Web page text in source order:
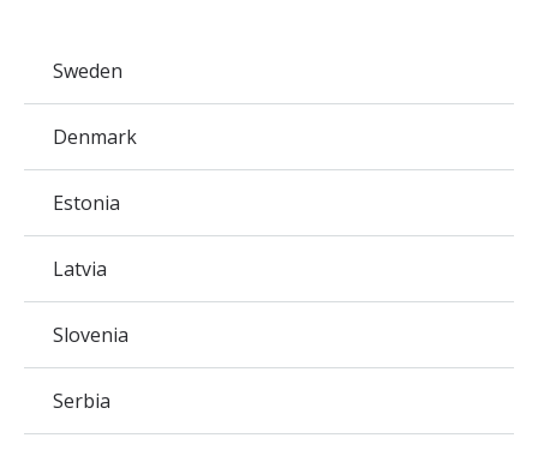
Sweden
Denmark
Estonia
Latvia
Slovenia
Serbia